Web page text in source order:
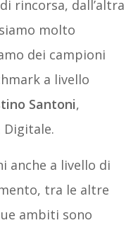
rincorsa, dall’altra
molto
dei campioni
a livello
Santoni,
anche a livello di
tra le altre
ambiti sono